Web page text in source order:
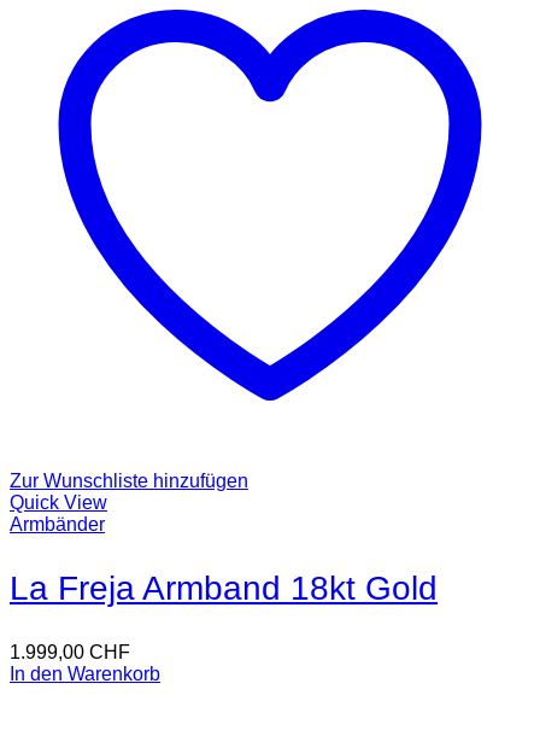
Zur Wunschliste hinzufügen
Quick View
Armbänder
La Freja Armband 18kt Gold
1.999,00 CHF
In den Warenkorb